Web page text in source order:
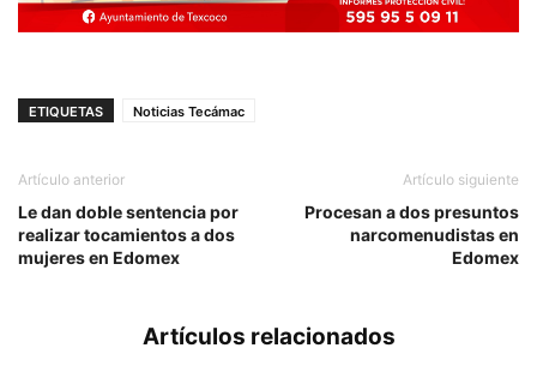
ETIQUETAS Noticias Tecámac
Artículo anterior
Le dan doble sentencia por
realizar tocamientos a dos
mujeres en Edomex
Artículo siguiente
Procesan a dos presuntos
narcomenudistas en
Edomex
Artículos relacionados